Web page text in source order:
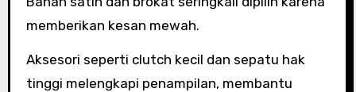
memberikan kesan mewah.
Aksesori seperti clutch kecil dan sepatu hak
tinggi melengkapi penampilan, membantu